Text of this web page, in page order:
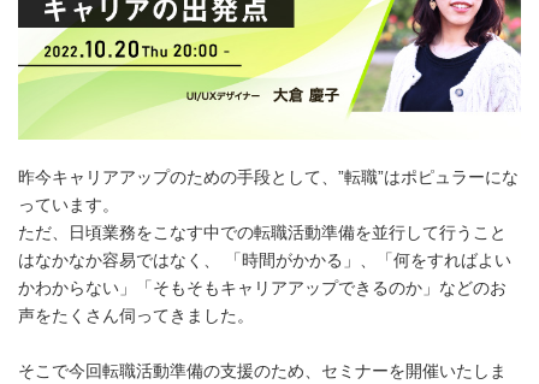
昨今キャリアアップのための手段として、”転職”はポピュラーにな
っています。
ただ、日頃業務をこなす中での転職活動準備を並行して行うこと
はなかなか容易ではなく、 「時間がかかる」、「何をすればよい
かわからない」「そもそもキャリアアップできるのか」などのお
声をたくさん伺ってきました。
そこで今回転職活動準備の支援のため、セミナーを開催いたしま